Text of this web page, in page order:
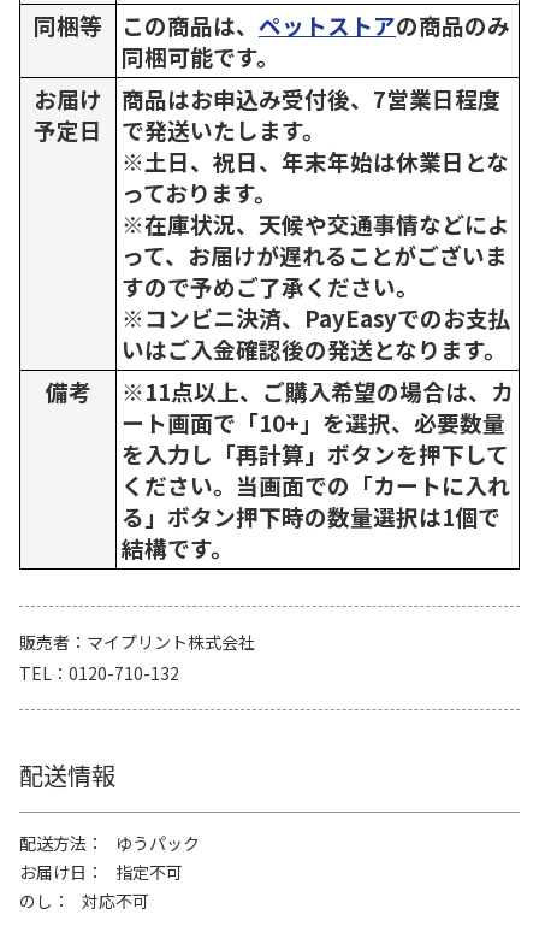
同梱等
この商品は、 ペットストアの商品のみ
同梱可能です。
お届け
予定日
商品はお申込み受付後、7営業日程度
で発送いたします。
※土日、祝日、年末年始は休業日とな
っております。
※在庫状況、天候や交通事情などによ
って、お届けが遅れることがございま
すので予めご了承ください。
※コンビニ決済、PayEasyでのお支払
いはご入金確認後の発送となります。
備考
※11点以上、ご購入希望の場合は、カ
ート画面で「10+」を選択、必要数量
を入力し「再計算」ボタンを押下して
ください。当画面での「カートに入れ
る」ボタン押下時の数量選択は1個で
結構です。
販売者
マイプリント株式会社
TEL
0120-710-132
配送情報
配送方法
ゆうパック
お届け日
指定不可
のし
対応不可